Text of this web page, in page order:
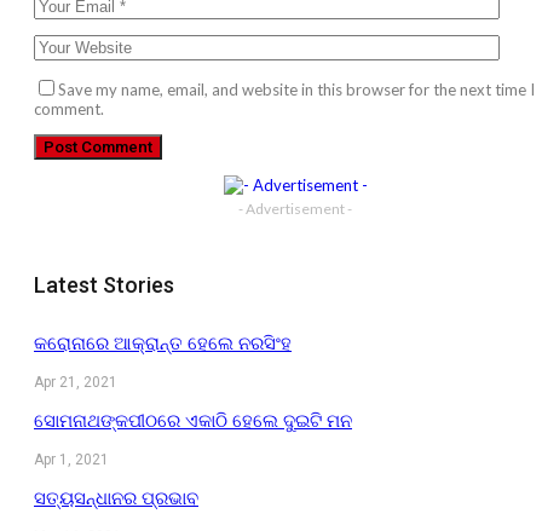
Save my name, email, and website in this browser for the next time I
comment.
- Advertisement -
Latest Stories
କରୋନାରେ ଆକ୍ରାନ୍ତ ହେଲେ ନରସିଂହ
Apr 21, 2021
ସୋମନାଥଙ୍କପୀଠରେ ଏକାଠି ହେଲେ ଦୁଇଟି ମନ
Apr 1, 2021
ସତ୍ୟସନ୍ଧାନର ପ୍ରଭାବ